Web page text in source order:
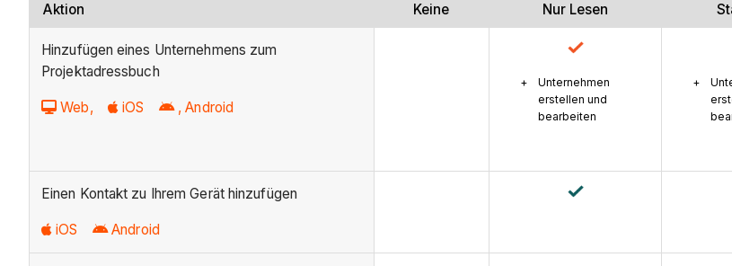
Aktion Keine Nur Lesen
Hinzufügen eines Unternehmens zum
Projektadressbuch
Web, iOS , Android
Unternehmen
erstellen und
bearbeiten
Einen Kontakt zu Ihrem Gerät hinzufügen
iOS Android